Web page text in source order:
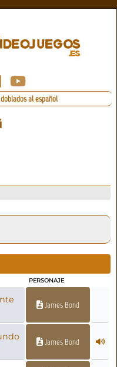
al español
PERSONAJE
James Bond
James Bond